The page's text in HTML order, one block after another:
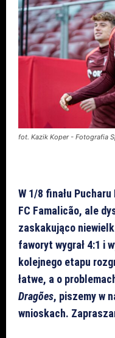
fot. Kazik Koper - Fotografia
W 1/8 finału
FC Famalicão, ale
zaskakująco
faworyt wygrał 4:1 i
kolejnego etapu
łatwe, a o
Dragões, piszemy w
wnioskach.